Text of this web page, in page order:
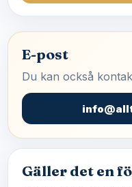
E-post
Du kan också
Gäller det en